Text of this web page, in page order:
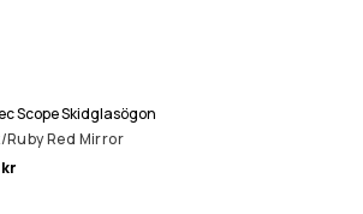
Scope Skidglasögon
Ruby Red Mirror